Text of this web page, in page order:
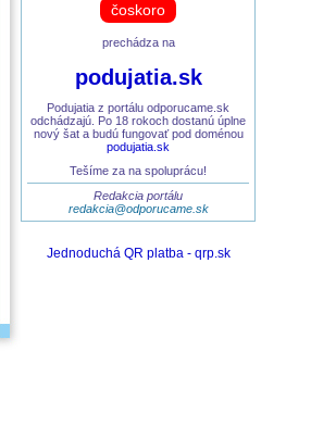
čoskoro
prechádza na
podujatia.sk
Podujatia z portálu odporucame.sk
odchádzajú. Po 18 rokoch dostanú úplne
nový šat a budú fungovať pod doménou
podujatia.sk
Tešíme za na spoluprácu!
Redakcia portálu
redakcia@odporucame.sk
Jednoduchá QR platba - qrp.sk